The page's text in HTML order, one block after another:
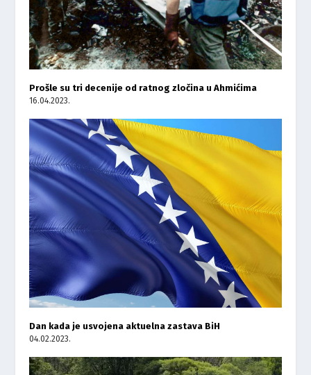
Prošle su tri decenije od ratnog zločina u Ahmićima
16.04.2023.
Dan kada je usvojena aktuelna zastava BiH
04.02.2023.